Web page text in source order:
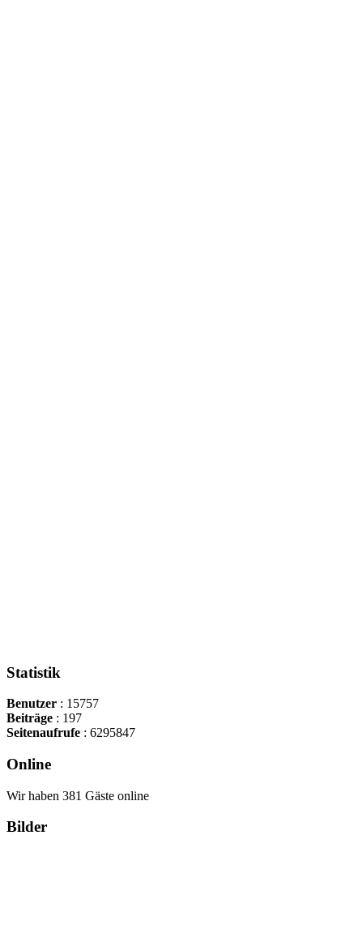
Statistik
Benutzer : 15757
Beiträge : 197
Seitenaufrufe : 6295847
Online
Wir haben 381 Gäste online
Bilder